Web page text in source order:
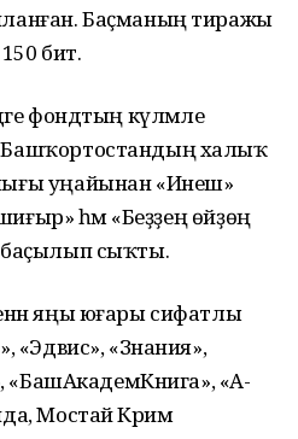
Баҫманың тиражы
бит.
фондтың күләмле
халыҡ
уңайынан «Инеш»
һәм «Беҙҙең өйҙөң
сыҡты.
яңы юғары сифатлы
«Эдвис», «Знания»,
«БашАкадемКнига», «А-
Мостай Кәрим